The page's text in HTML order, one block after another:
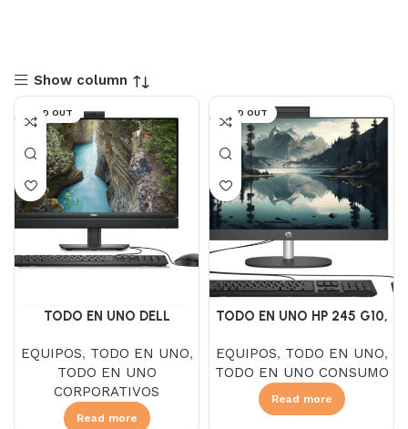
Show column
SOLD OUT
TODO EN UNO DELL
13500T, SSD 256GB, DDR4
8GB, NO DVD, Pantalla 23.8″
FHD, Windows 11 Pro, Black
EQUIPOS, TODO EN UNO,
TODO EN UNO
CORPORATIVOS
Read more
SOLD OUT
TODO EN UNO HP 245 G10,
256GB, DDR5 8GB, NO DVD,
Pantalla 23.8″ FHD LED,
FreeDOS, Negro
EQUIPOS, TODO EN UNO,
TODO EN UNO CONSUMO
Read more